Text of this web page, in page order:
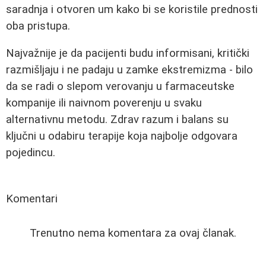
saradnja i otvoren um kako bi se koristile prednosti
oba pristupa.
Najvažnije je da pacijenti budu informisani, kritički
razmišljaju i ne padaju u zamke ekstremizma - bilo
da se radi o slepom verovanju u farmaceutske
kompanije ili naivnom poverenju u svaku
alternativnu metodu. Zdrav razum i balans su
ključni u odabiru terapije koja najbolje odgovara
pojedincu.
Komentari
Trenutno nema komentara za ovaj članak.